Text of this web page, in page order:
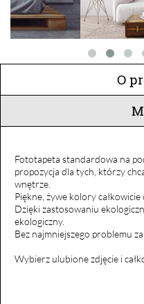
O
Fototapeta standardowa na
propozycja dla tych, którzy
wnętrze.
Piękne, żywe kolory
Dzięki zastosowaniu
ekologiczny.
Bez najmniejszego problemu
Wybierz ulubione zdjęcie i